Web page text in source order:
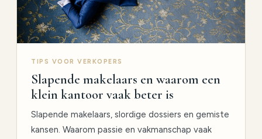
TIPS VOOR VERKOPERS
Slapende makelaars en waarom een
klein kantoor vaak beter is
Slapende makelaars, slordige dossiers en gemiste
kansen. Waarom passie en vakmanschap vaak